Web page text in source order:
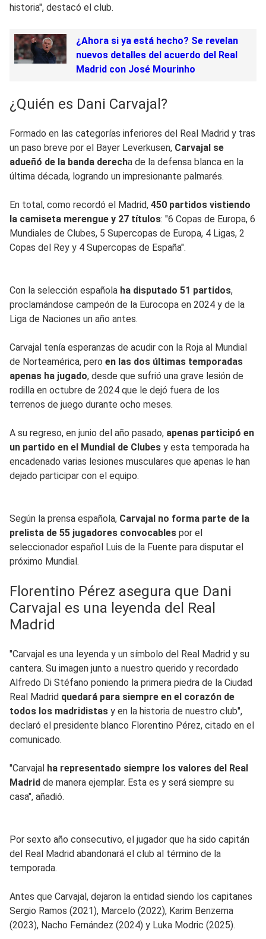
historia", destacó el club.
¿Ahora si ya está hecho? Se revelan
nuevos detalles del acuerdo del Real
Madrid con José Mourinho
¿Quién es Dani Carvajal?
Formado en las categorías inferiores del Real Madrid y tras
un paso breve por el Bayer Leverkusen, Carvajal se
adueñó de la banda derecha de la defensa blanca en la
última década, logrando un impresionante palmarés.
En total, como recordó el Madrid, 450 partidos vistiendo
la camiseta merengue y 27 títulos: "6 Copas de Europa, 6
Mundiales de Clubes, 5 Supercopas de Europa, 4 Ligas, 2
Copas del Rey y 4 Supercopas de España".
Con la selección española ha disputado 51 partidos,
proclamándose campeón de la Eurocopa en 2024 y de la
Liga de Naciones un año antes.
Carvajal tenía esperanzas de acudir con la Roja al Mundial
de Norteamérica, pero en las dos últimas temporadas
apenas ha jugado, desde que sufrió una grave lesión de
rodilla en octubre de 2024 que le dejó fuera de los
terrenos de juego durante ocho meses.
A su regreso, en junio del año pasado, apenas participó en
un partido en el Mundial de Clubes y esta temporada ha
encadenado varias lesiones musculares que apenas le han
dejado participar con el equipo.
Según la prensa española, Carvajal no forma parte de la
prelista de 55 jugadores convocables por el
seleccionador español Luis de la Fuente para disputar el
próximo Mundial.
Florentino Pérez asegura que Dani
Carvajal es una leyenda del Real
Madrid
"Carvajal es una leyenda y un símbolo del Real Madrid y su
cantera. Su imagen junto a nuestro querido y recordado
Alfredo Di Stéfano poniendo la primera piedra de la Ciudad
Real Madrid quedará para siempre en el corazón de
todos los madridistas y en la historia de nuestro club",
declaró el presidente blanco Florentino Pérez, citado en el
comunicado.
"Carvajal ha representado siempre los valores del Real
Madrid de manera ejemplar. Esta es y será siempre su
casa", añadió.
Por sexto año consecutivo, el jugador que ha sido capitán
del Real Madrid abandonará el club al término de la
temporada.
Antes que Carvajal, dejaron la entidad siendo los capitanes
Sergio Ramos (2021), Marcelo (2022), Karim Benzema
(2023), Nacho Fernández (2024) y Luka Modric (2025).